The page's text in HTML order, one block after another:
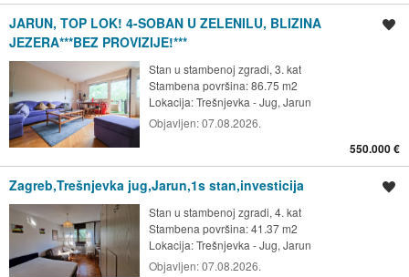
JARUN, TOP LOK! 4-SOBAN U ZELENILU, BLIZINA
JEZERA***BEZ PROVIZIJE!***
Stan u stambenoj zgradi, 3. kat
Stambena površina: 86.75 m2
Lokacija:Trešnjevka - Jug, Jarun
Objavljen:07.08.2026.
550.000 €
Zagreb,Trešnjevka jug,Jarun,1s stan,investicija
Stan u stambenoj zgradi, 4. kat
Stambena površina: 41.37 m2
Lokacija:Trešnjevka - Jug, Jarun
Objavljen:07.08.2026.